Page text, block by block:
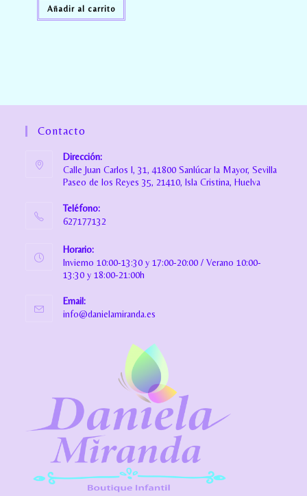
Añadir al carrito
Contacto
Dirección:
Calle Juan Carlos I, 31, 41800 Sanlúcar la Mayor, Sevilla
Paseo de los Reyes 35, 21410, Isla Cristina, Huelva
Teléfono:
627177132
Horario:
Invierno 10:00-13:30 y 17:00-20:00 / Verano 10:00-
13:30 y 18:00-21:00h
Email:
info@danielamiranda.es